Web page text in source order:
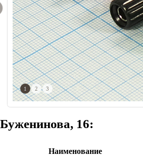
1 2 3
16:
Наименование